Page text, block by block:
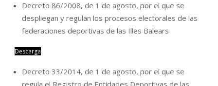
Decreto 86/2008, de 1 de agosto, por el que se
despliegan y regulan los procesos electorales de las
federaciones deportivas de las Illes Balears
Descarga
Decreto 33/2014, de 1 de agosto, por el que se
regula el Registro de Entidades Deportivas de las